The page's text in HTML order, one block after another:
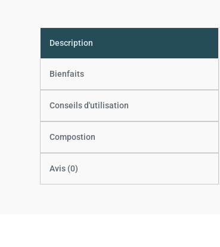
Compostion
Conseils d'utilisation
Bienfaits
Description
Avis (0)